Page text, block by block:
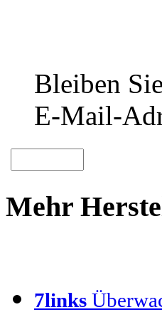
Bleiben
E-Mail-
Mehr
7links